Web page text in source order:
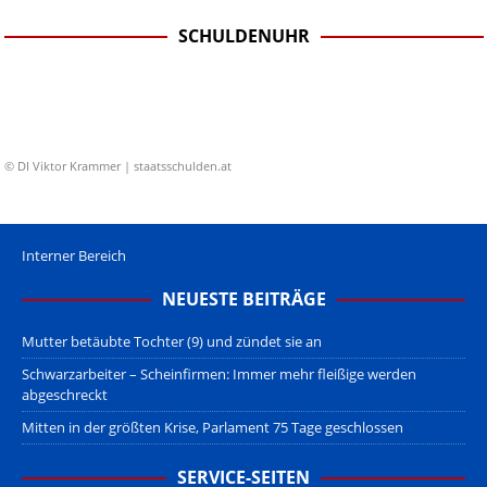
SCHULDENUHR
© DI Viktor Krammer | staatsschulden.at
Interner Bereich
NEUESTE BEITRÄGE
Mutter betäubte Tochter (9) und zündet sie an
Schwarzarbeiter – Scheinfirmen: Immer mehr fleißige werden
abgeschreckt
Mitten in der größten Krise, Parlament 75 Tage geschlossen
SERVICE-SEITEN